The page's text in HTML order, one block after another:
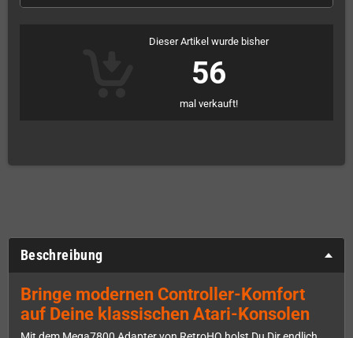
Dieser Artikel wurde bisher
56
mal verkauft!
Beschreibung
Bringe modernen Controller-Komfort
auf Deine klassischen Atari-Konsolen